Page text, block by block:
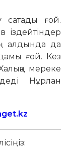
сатады ғой.
алдында да
ғой. Кез
мереке
Нұрлан